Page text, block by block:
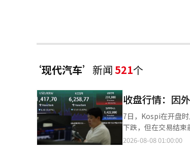
‘现代汽车’ 新闻521个
收盘行情：因
7日，Kospi在开盘
下跌，但在交易结束前部分回升。 根据韩国交易所的数据，Kospi收
（0.60%）。该指数
2026-08-08 01:00:00